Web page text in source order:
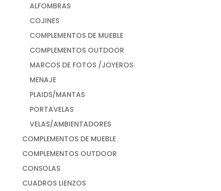
ALFOMBRAS
COJINES
COMPLEMENTOS DE MUEBLE
COMPLEMENTOS OUTDOOR
MARCOS DE FOTOS /JOYEROS
MENAJE
PLAIDS/MANTAS
PORTAVELAS
VELAS/AMBIENTADORES
COMPLEMENTOS DE MUEBLE
COMPLEMENTOS OUTDOOR
CONSOLAS
CUADROS LIENZOS